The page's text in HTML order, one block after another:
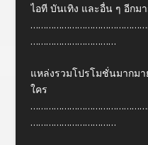
ไอที บันเทิง และอื่น ๆ อีกม
……………………………
แหล่งรวมโปรโมชั่นมากม
ใคร
……………………………